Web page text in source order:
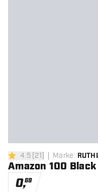
4.5 Bewertungssterne
4.5[21] Marke:
Amazon 100
0,69